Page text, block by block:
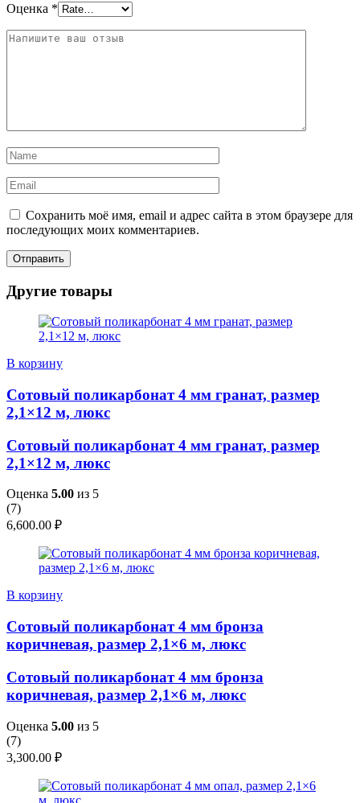
Оценка *
Сохранить моё имя, email и адрес сайта в этом браузере для
последующих моих комментариев.
Другие товары
В корзину
Сотовый поликарбонат 4 мм гранат, размер
2,1×12 м, люкс
Сотовый поликарбонат 4 мм гранат, размер
2,1×12 м, люкс
Оценка 5.00 из 5
(7)
6,600.00 ₽
В корзину
Сотовый поликарбонат 4 мм бронза
коричневая, размер 2,1×6 м, люкс
Сотовый поликарбонат 4 мм бронза
коричневая, размер 2,1×6 м, люкс
Оценка 5.00 из 5
(7)
3,300.00 ₽